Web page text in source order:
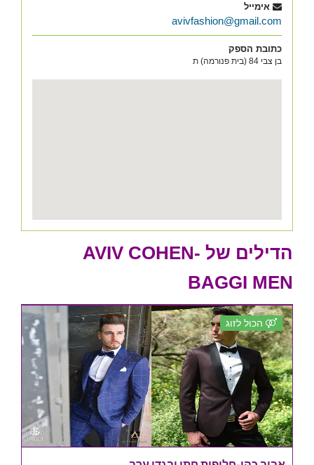
אימייל
avivfashion@gmail.com
כתובת הספק
בן צבי 84 (בית פנורמה) ת
הדילים של AVIV COHEN-
BAGGI MEN
הכול לזוג